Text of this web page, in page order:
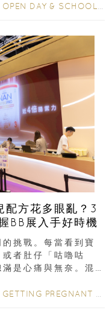
OPEN DAY & SCHOOL EVENTS
配方花多眼亂？3
BB展入手好時機
挑戰。每當看到寶
者肚仔「咕嚕咕
是心痛與無奈。混
GETTING PREGNANT